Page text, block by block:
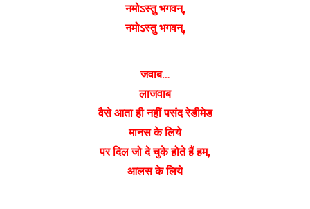
नमोऽस्तु भगवन्,
नमोऽस्तु भगवन्,
जवाब…
लाजवाब
वैसे आता ही नहीं पसंद रेडीमेड
मानस के लिये
पर दिल जो दे चुके होते हैं हम,
आलस के लिये